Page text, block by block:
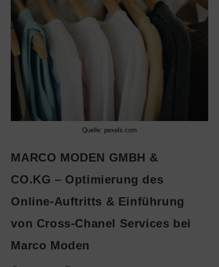
Quelle: pexels.com
MARCO MODEN GMBH &
CO.KG – Optimierung des
Online-Auftritts & Einführung
von Cross-Chanel Services bei
Marco Moden